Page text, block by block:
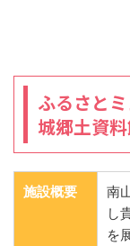
ふるさと
城郷土資料
施設概要
南
し
を